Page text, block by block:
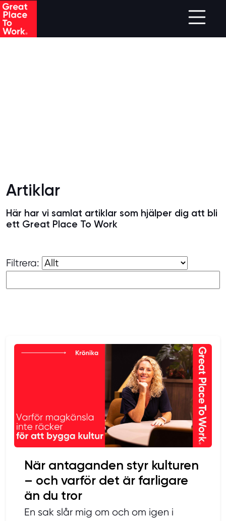
Artiklar
Här har vi samlat artiklar som hjälper dig att bli
ett Great Place To Work
Filtrera:
När antaganden styr kulturen
– och varför det är farligare
än du tror
En sak slår mig om och om igen i